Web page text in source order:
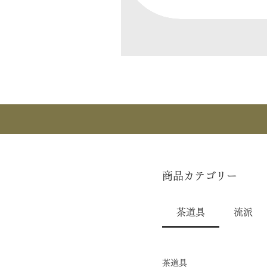
商品カテゴリー
茶道具 流派
茶道具